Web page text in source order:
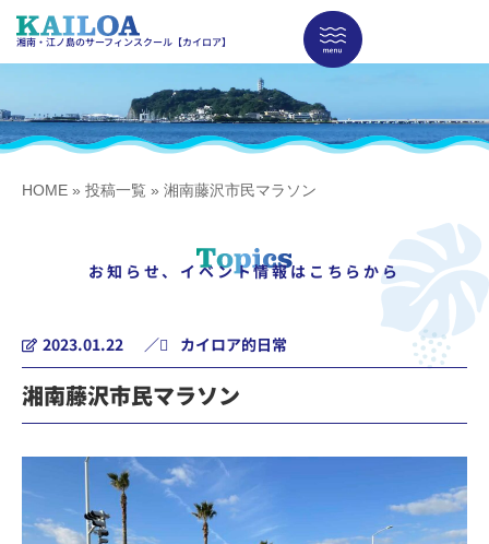
湘南・江ノ島のサーフィンスクール【カイロア】
HOME » 投稿一覧 » 湘南藤沢市民マラソン
お知らせ、イベント情報はこちらから
2023.01.22 ／ カイロア的日常
湘南藤沢市民マラソン